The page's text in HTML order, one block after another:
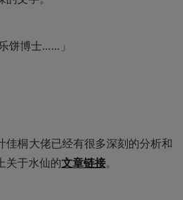
饼博士……」
佳桐大佬已经有很多深刻的分析和
关于水仙的文章链接。